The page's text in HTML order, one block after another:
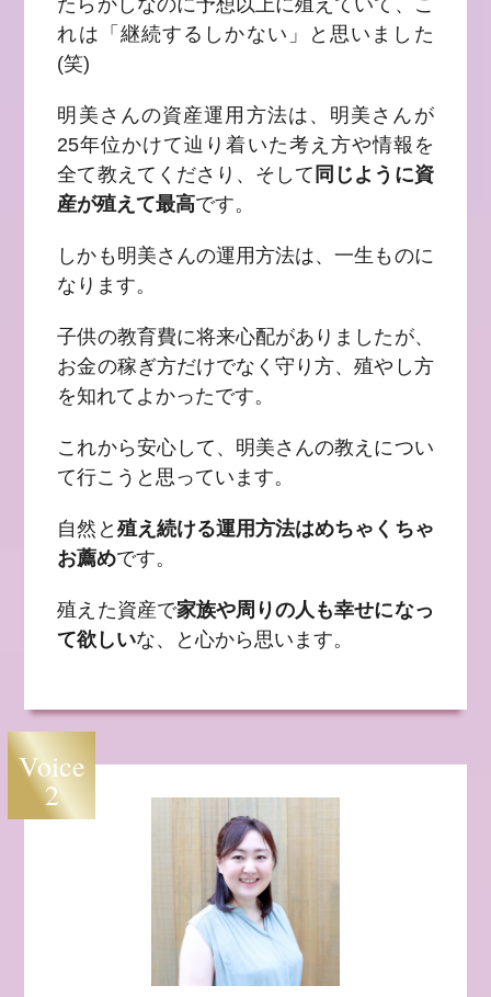
たらかしなのに予想以上に殖えていて、こ
れは「継続するしかない」と思いました
(笑)
明美さんの資産運用方法は、明美さんが
25年位かけて辿り着いた考え方や情報を
全て教えてくださり、そして 同じように資
産が殖えて最高です。
しかも明美さんの運用方法は、一生ものに
なります。
子供の教育費に将来心配がありましたが、
お金の稼ぎ方だけでなく守り方、殖やし方
を知れてよかったです。
これから安心して、明美さんの教えについ
て行こうと思っています。
自然と 殖え続ける運用方法はめちゃくちゃ
お薦めです。
殖えた資産で家族や周りの人も幸せになっ
て欲しいな、と心から思います。
Voice
2